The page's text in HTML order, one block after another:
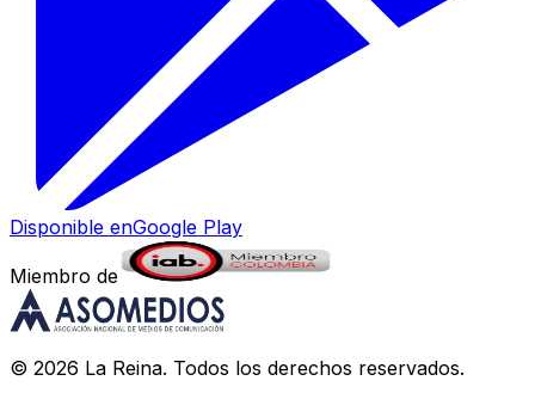
Disponible enGoogle Play
Miembro de
© 2026 La Reina. Todos los derechos reservados.